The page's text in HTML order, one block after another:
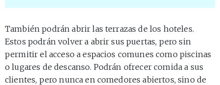
También podrán abrir las terrazas de los hoteles.
Estos podrán volver a abrir sus puertas, pero sin
permitir el acceso a espacios comunes como piscinas
o lugares de descanso. Podrán ofrecer comida a sus
clientes, pero nunca en comedores abiertos, sino de